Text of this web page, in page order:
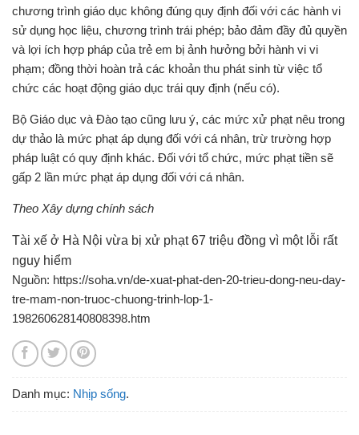
và lợi ích hợp pháp của trẻ em bị ảnh hưởng bởi hành vi vi
phạm; đồng thời hoàn trả các khoản thu phát sinh từ việc tổ
chức các hoạt động giáo dục trái quy định (nếu có).
Bộ Giáo dục và Đào tạo cũng lưu ý, các mức xử phạt nêu trong
pháp luật có quy định khác. Đối với tổ chức, mức phạt tiền sẽ
gấp 2 lần mức phạt áp dụng đối với cá nhân.
Theo Xây dựng chính sách
Tài xế ở Hà Nội vừa bị xử phạt 67 triệu đồng vì một lỗi rất
Nguồn: https://soha.vn/de-xuat-phat-den-20-trieu-dong-neu-day-
tre-mam-non-truoc-chuong-trinh-lop-1-
198260628140808398.htm
Danh mục: Nhịp sống